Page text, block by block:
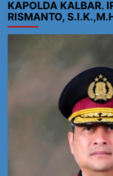
KAPOLDA KALBAR.
RISMANTO,